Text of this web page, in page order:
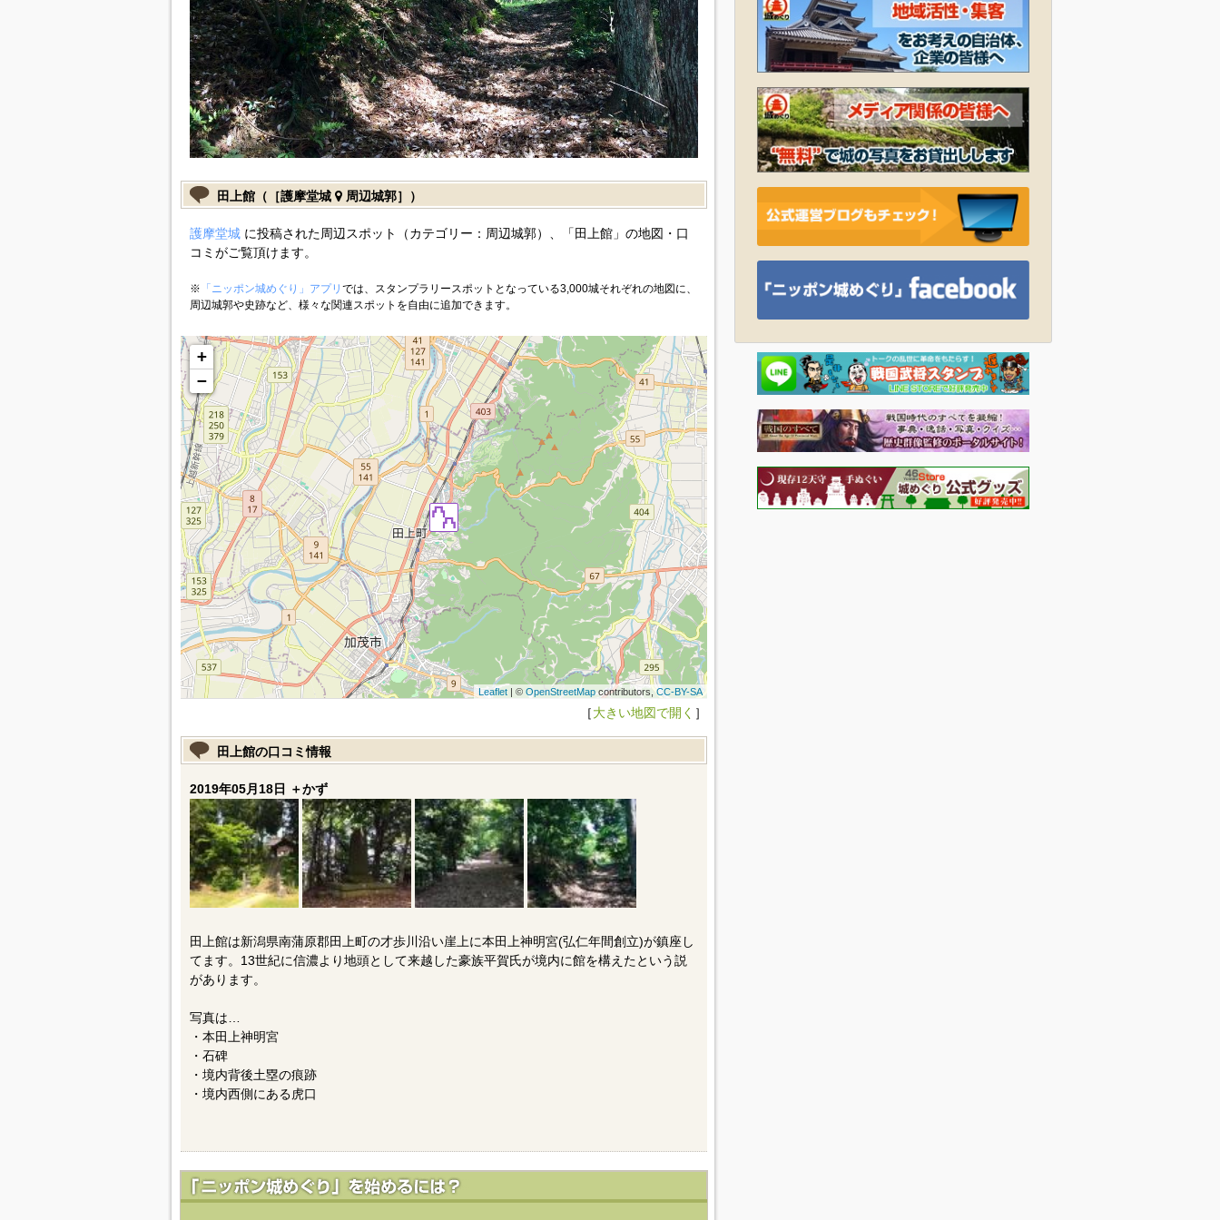
田上館（［護摩堂城 周辺城郭］）
護摩堂城に投稿された周辺スポット（カテゴリー：周辺城郭）、「田上館」の地図・口
コミがご覧頂けます。
※ 「ニッポン城めぐり」アプリ では、スタンプラリースポットとなっている3,000城それぞれの地図に、
周辺城郭や史跡など、様々な関連スポットを自由に追加できます。
+
−
Leaflet| © OpenStreetMapcontributors,CC-BY-SA
［大きい地図で開く ］
田上館の口コミ情報
2019年05月18日 ＋かず
田上館は新潟県南蒲原郡田上町の才歩川沿い崖上に本田上神明宮(弘仁年間創立)が鎮座し
てます。13世紀に信濃より地頭として来越した豪族平賀氏が境内に館を構えたという説
があります。
写真は…
・本田上神明宮
・石碑
・境内背後土塁の痕跡
・境内西側にある虎口